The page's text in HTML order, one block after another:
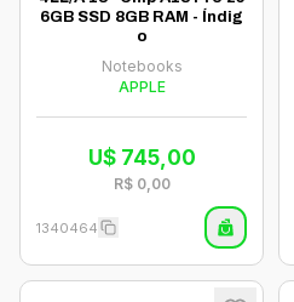
6GB SSD 8GB RAM - Índig
o
Notebooks
APPLE
U$ 745,00
R$ 0,00
1340464